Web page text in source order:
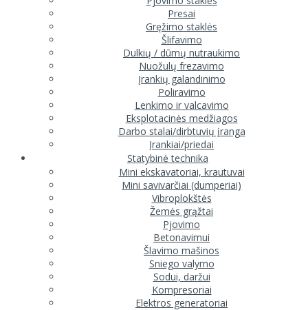
Presai
Gręžimo staklės
Šlifavimo
Dulkių / dūmų nutraukimo
Nuožulų frezavimo
Įrankių galandinimo
Poliravimo
Lenkimo ir valcavimo
Eksplotacinės medžiagos
Darbo stalai/dirbtuvių įranga
Įrankiai/priedai
Statybinė technika
Mini ekskavatoriai, krautuvai
Mini savivarčiai (dumperiai)
Vibroplokštės
Žemės grąžtai
Pjovimo
Betonavimui
Šlavimo mašinos
Sniego valymo
Sodui, daržui
Kompresoriai
Elektros generatoriai